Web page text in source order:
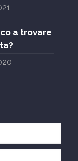
a trovare